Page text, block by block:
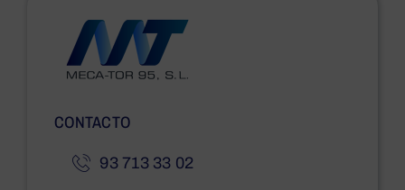
CONTACTO
93 713 33 02